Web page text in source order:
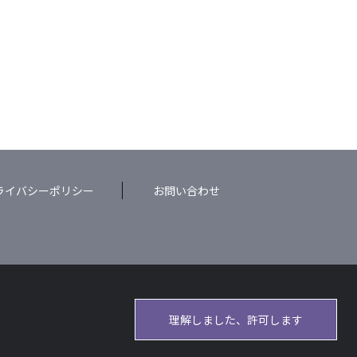
イバシーポリシー お問い合わせ
理解しました、許可します